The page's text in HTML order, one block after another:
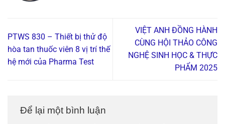
PTWS 830 – Thiết bị thử độ
hòa tan thuốc viên 8 vị trí thế
hệ mới của Pharma Test
VIỆT ANH ĐỒNG HÀNH
CÙNG HỘI THẢO CÔNG
NGHỆ SINH HỌC & THỰC
PHẨM 2025
Để lại một bình luận